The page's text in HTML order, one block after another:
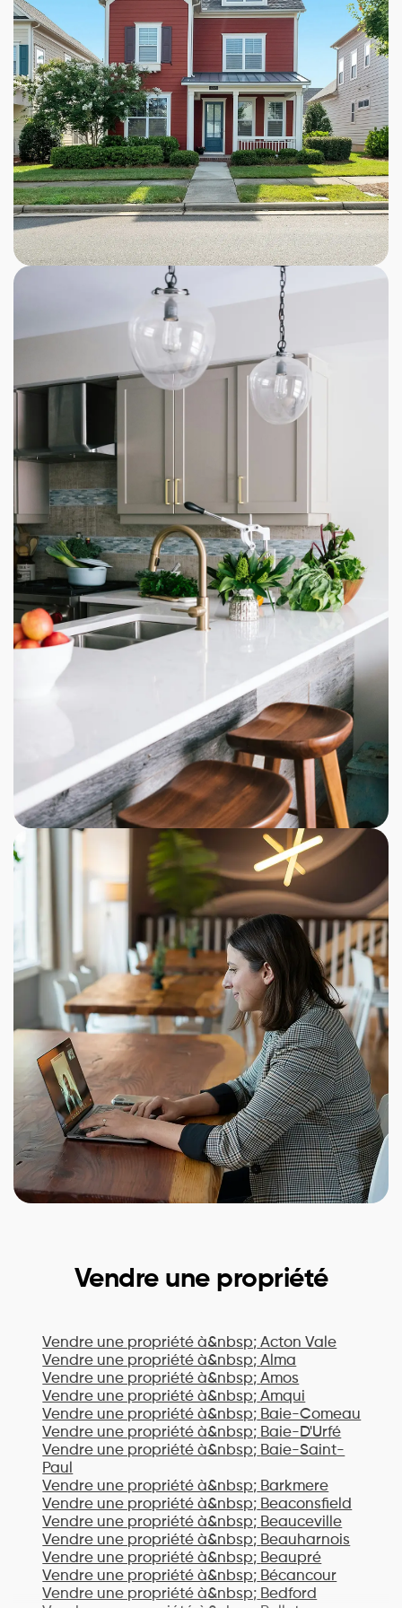
Vendre une propriété
Vendre une propriété à&nbsp; Acton Vale
Vendre une propriété à&nbsp; Alma
Vendre une propriété à&nbsp; Amos
Vendre une propriété à&nbsp; Amqui
Vendre une propriété à&nbsp; Baie-Comeau
Vendre une propriété à&nbsp; Baie-D'Urfé
Vendre une propriété à&nbsp; Baie-Saint-
Paul
Vendre une propriété à&nbsp; Barkmere
Vendre une propriété à&nbsp; Beaconsfield
Vendre une propriété à&nbsp; Beauceville
Vendre une propriété à&nbsp; Beauharnois
Vendre une propriété à&nbsp; Beaupré
Vendre une propriété à&nbsp; Bécancour
Vendre une propriété à&nbsp; Bedford